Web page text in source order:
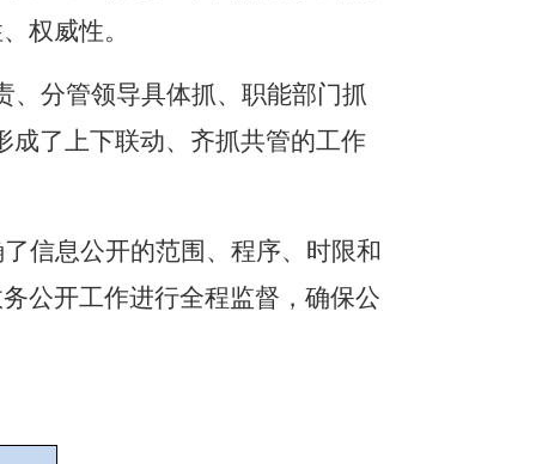
权威性。
、分管领导具体抓、职能部门抓
成了上下联动、齐抓共管的工作
信息公开的范围、程序、时限和
公开工作进行全程监督，确保公